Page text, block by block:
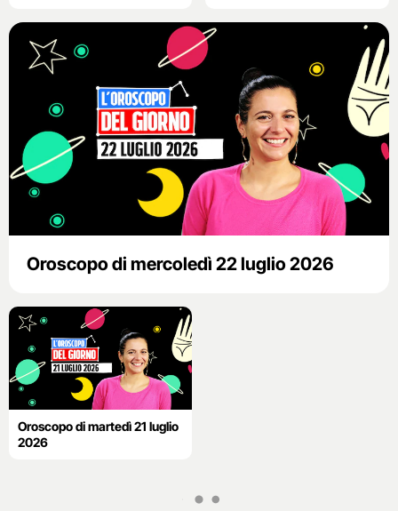
Oroscopo di mercoledì 22 luglio 2026
Oroscopo di martedì 21 luglio
2026